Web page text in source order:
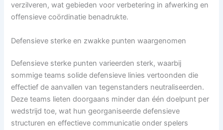
verzilveren, wat gebieden voor verbetering in afwerking en
offensieve coördinatie benadrukte.
Defensieve sterke en zwakke punten waargenomen
Defensieve sterke punten varieerden sterk, waarbij
sommige teams solide defensieve linies vertoonden die
effectief de aanvallen van tegenstanders neutraliseerden.
Deze teams lieten doorgaans minder dan één doelpunt per
wedstrijd toe, wat hun georganiseerde defensieve
structuren en effectieve communicatie onder spelers